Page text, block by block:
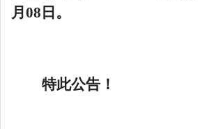
月08日。
特此公告！